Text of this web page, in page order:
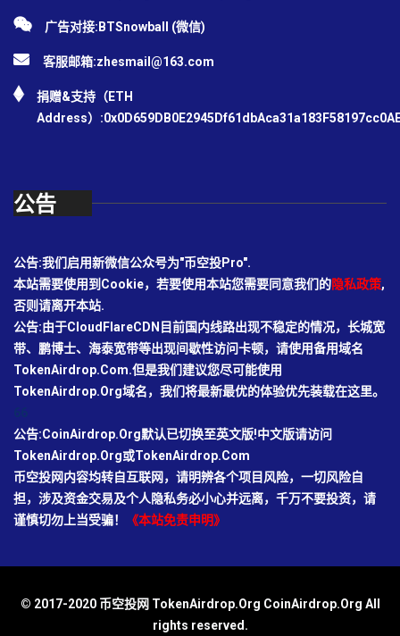
广告对接:BTSnowball (微信)
客服邮箱:zhesmail@163.com
捐赠&支持（ETH
Address）
公告
公告:我们启用新微信公众号为"币空投Pro".
本站需要使用到Cookie，若要使用本站您需要同意我们的隐私政策,
否则请离开本站.
公告:由于CloudFlareCDN目前国内线路出现不稳定的情况，长城宽
带、鹏博士、海泰宽带等出现间歇性访问卡顿，请使用备用域名
TokenAirdrop.Com.但是我们建议您尽可能使用
TokenAirdrop.Org域名，我们将最新最优的体验优先装载在这里。
公告:CoinAirdrop.Org默认已切换至英文版!中文版请访问
TokenAirdrop.Org或TokenAirdrop.Com
币空投网内容均转自互联网，请明辨各个项目风险，一切风险自
担，涉及资金交易及个人隐私务必小心并远离，千万不要投资，请
谨慎切勿上当受骗！
《本站免责申明》
© 2017-2020 币空投网 TokenAirdrop.Org CoinAirdrop.Org All
rights reserved.